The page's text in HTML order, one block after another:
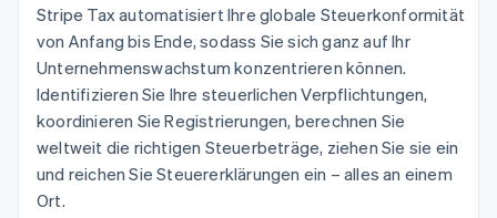
Financial
Connections
Verbundene
Finanzdaten
Mehr
Product roadmap
Ausblick
Bewirtung, Reisen und
Freizeit
Versicherungen
Medien und
Unterhaltung
Gemeinnützige
Organisationen
Fachdienstleistungen
Öffentlicher Sektor
Diensten mit Agenten
Ressourcen
App-Integrationen
Code-Beispiele
Entwickler-Blog
kontaktieren
Partner werden
Stripe Tax automatisiert Ihre globale Steuerkonformität
von Anfang bis Ende, sodass Sie sich ganz auf Ihr
Unternehmenswachstum konzentrieren können.
Identifizieren Sie Ihre steuerlichen Verpflichtungen,
koordinieren Sie Registrierungen, berechnen Sie
weltweit die richtigen Steuerbeträge, ziehen Sie sie ein
und reichen Sie Steuererklärungen ein – alles an einem
Ort.